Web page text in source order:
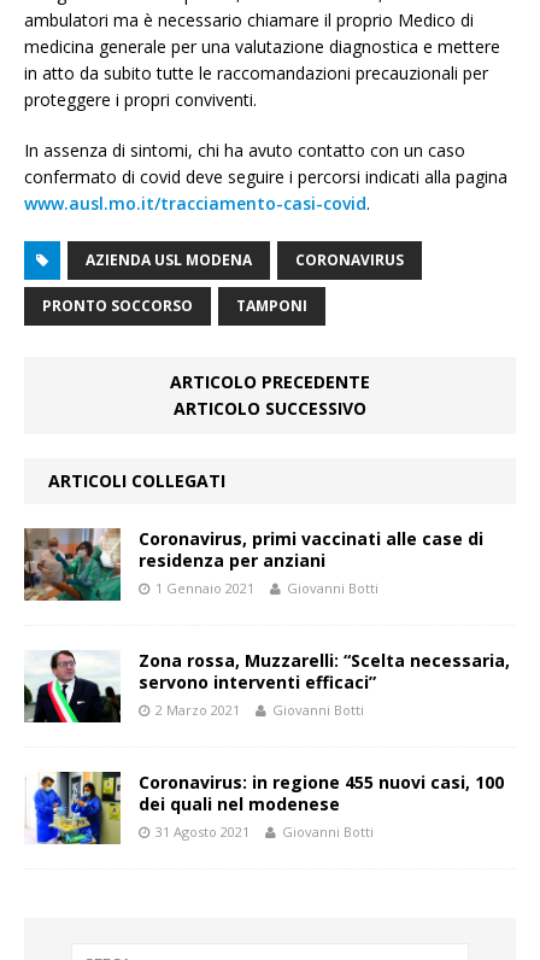
ambulatori ma è necessario chiamare il proprio Medico di
medicina generale per una valutazione diagnostica e mettere
in atto da subito tutte le raccomandazioni precauzionali per
proteggere i propri conviventi.
In assenza di sintomi, chi ha avuto contatto con un caso
confermato di covid deve seguire i percorsi indicati alla pagina
www.ausl.mo.it/tracciamento-casi-covid.
AZIENDA USL MODENA CORONAVIRUS
PRONTO SOCCORSO TAMPONI
ARTICOLO PRECEDENTE
ARTICOLO SUCCESSIVO
ARTICOLI COLLEGATI
Coronavirus, primi vaccinati alle case di
residenza per anziani
1 Gennaio 2021 Giovanni Botti
Zona rossa, Muzzarelli: “Scelta necessaria,
servono interventi efficaci”
2 Marzo 2021 Giovanni Botti
Coronavirus: in regione 455 nuovi casi, 100
dei quali nel modenese
31 Agosto 2021 Giovanni Botti